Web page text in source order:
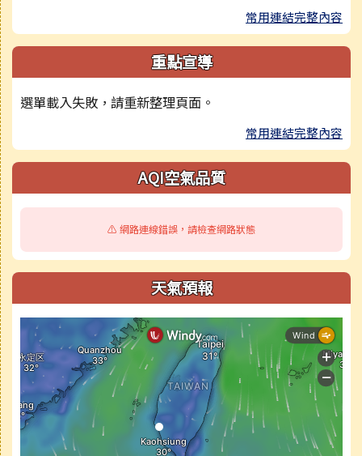
常用連結完整內容
重點宣導
選單載入失敗，請重新整理頁面。
常用連結完整內容
AQI空氣品質
⚠️ 網路連線錯誤，請檢查網路狀態
天氣預報